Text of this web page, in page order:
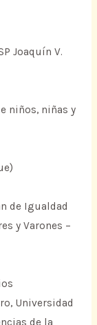
Joaquín V.
niños, niñas y
de Igualdad
y Varones –
Universidad
de la